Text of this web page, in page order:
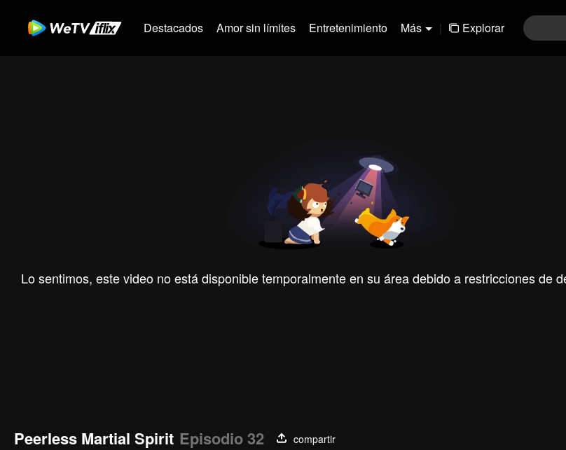
Destacados Amor sin límites Entretenimiento Más | Explorar
Lo sentimos, este video no está disponible temporalmente en su área debido a restricciones de
Peerless Martial Spirit Episodio 32
compartir